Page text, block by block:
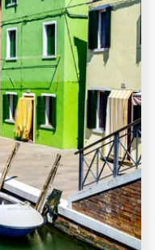
unverzichtbaren Ziel
Charme dieser